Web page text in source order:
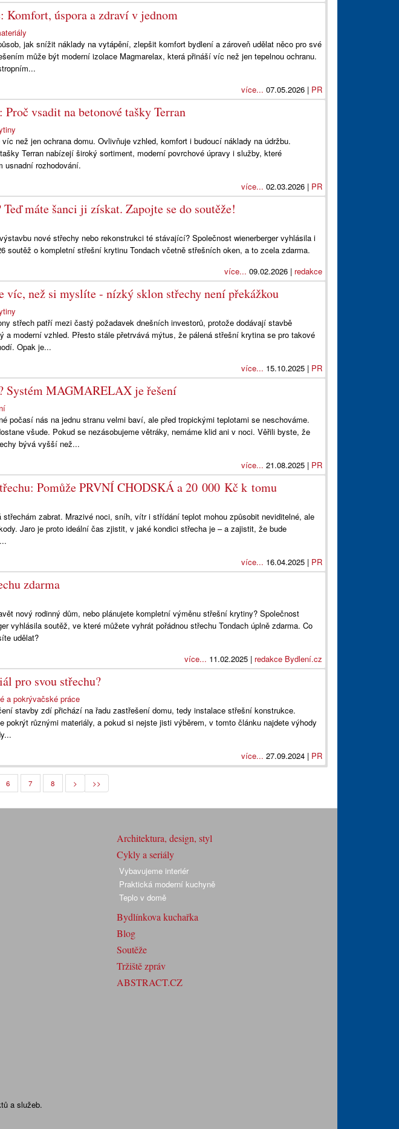
Komfort, úspora a zdraví v jednom
jak snížit náklady na vytápění, zlepšit komfort bydlení a zároveň udělat něco pro své
může být moderní izolace Magmarelax, která přináší víc než jen tepelnou ochranu.
více... 07.05.2026 | PR
vsadit na betonové tašky Terran
než jen ochrana domu. Ovlivňuje vzhled, komfort i budoucí náklady na údržbu.
Terran nabízejí široký sortiment, moderní povrchové úpravy i služby, které
usnadní rozhodování.
více... 02.03.2026 | PR
máte šanci ji získat. Zapojte se do soutěže!
nové střechy nebo rekonstrukci té stávající? Společnost wienerberger vyhlásila i
soutěž o kompletní střešní krytinu Tondach včetně střešních oken, a to zcela zdarma.
více... 09.02.2026 | redakce
víc, než si myslíte - nízký sklon střechy není překážkou
střech patří mezi častý požadavek dnešních investorů, protože dodávají stavbě
a moderní vzhled. Přesto stále přetrvává mýtus, že pálená střešní krytina se pro takové
Opak je...
více... 15.10.2025 | PR
Systém MAGMARELAX je řešení
počasí nás na jednu stranu velmi baví, ale před tropickými teplotami se neschováme.
všude. Pokud se nezásobujeme větráky, nemáme klid ani v noci. Věřili byste, že
bývá vyšší než...
více... 21.08.2025 | PR
Pomůže PRVNÍ CHODSKÁ a 20 000 Kč k tomu
střechám zabrat. Mrazivé noci, sníh, vítr i střídání teplot mohou způsobit neviditelné, ale
Jaro je proto ideální čas zjistit, v jaké kondici střecha je – a zajistit, že bude
více... 16.04.2025 | PR
zdarma
nový rodinný dům, nebo plánujete kompletní výměnu střešní krytiny? Společnost
vyhlásila soutěž, ve které můžete vyhrát pořádnou střechu Tondach úplně zdarma. Co
udělat?
více... 11.02.2025 | redakce Bydlení.cz
pro svou střechu?
a pokrývačské práce
stavby zdí přichází na řadu zastřešení domu, tedy instalace střešní konstrukce.
pokrýt různými materiály, a pokud si nejste jisti výběrem, v tomto článku najdete výhody
více... 27.09.2024 | PR
6 7 8 > >>
Architektura, design, styl
Cykly a seriály
Vybavujeme interiér
Praktická moderní kuchyně
Teplo v domě
Bydlínkova kuchařka
Blog
Soutěže
Tržiště zpráv
ABSTRACT.CZ
a služeb.